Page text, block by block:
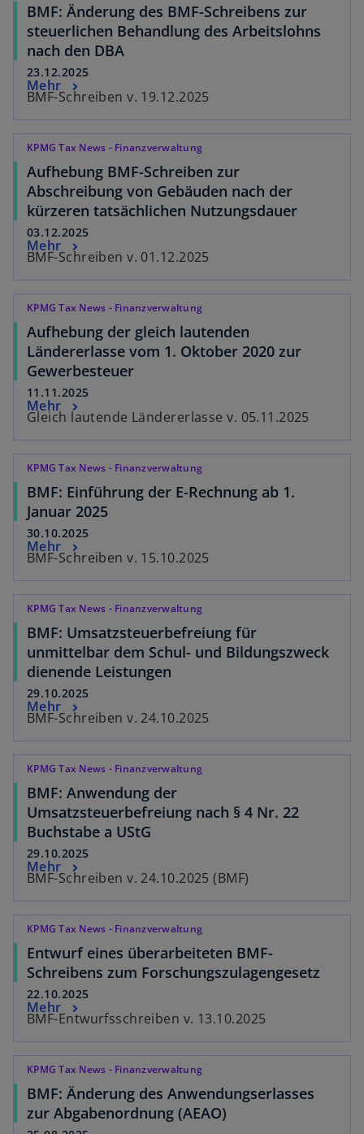
BMF: Änderung des BMF-Schreibens zur
steuerlichen Behandlung des Arbeitslohns
nach den DBA
23.12.2025
BMF-Schreiben v. 19.12.2025
Mehr
KPMG Tax News - Finanzverwaltung
Aufhebung BMF-Schreiben zur
Abschreibung von Gebäuden nach der
kürzeren tatsächlichen Nutzungsdauer
03.12.2025
BMF-Schreiben v. 01.12.2025
Mehr
KPMG Tax News - Finanzverwaltung
Aufhebung der gleich lautenden
Ländererlasse vom 1. Oktober 2020 zur
Gewerbesteuer
11.11.2025
Gleich lautende Ländererlasse v. 05.11.2025
Mehr
KPMG Tax News - Finanzverwaltung
BMF: Einführung der E-Rechnung ab 1.
Januar 2025
30.10.2025
BMF-Schreiben v. 15.10.2025
Mehr
KPMG Tax News - Finanzverwaltung
BMF: Umsatzsteuerbefreiung für
unmittelbar dem Schul- und Bildungszweck
dienende Leistungen
29.10.2025
BMF-Schreiben v. 24.10.2025
Mehr
KPMG Tax News - Finanzverwaltung
BMF: Anwendung der
Umsatzsteuerbefreiung nach § 4 Nr. 22
Buchstabe a UStG
29.10.2025
BMF-Schreiben v. 24.10.2025 (BMF)
Mehr
KPMG Tax News - Finanzverwaltung
Entwurf eines überarbeiteten BMF-
Schreibens zum Forschungszulagengesetz
22.10.2025
BMF-Entwurfsschreiben v. 13.10.2025
Mehr
KPMG Tax News - Finanzverwaltung
BMF: Änderung des Anwendungserlasses
zur Abgabenordnung (AEAO)